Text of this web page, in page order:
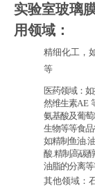
实验室玻璃
用领域：
精细化工，
等
医药领域：
然维生素AE
氨基酸及葡
生物等等食品
如精制鱼油
酸 精制高碳醇
油脂的分离
其他领域：